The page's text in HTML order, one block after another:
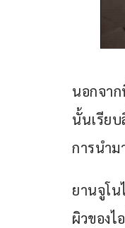
นอกจา
นั้นเรีย
การนำม
ยานจูโ
ผิวของไ